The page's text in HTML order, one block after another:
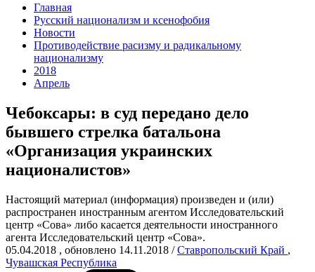
Главная
Русский национализм и ксенофобия
Новости
Противодействие расизму и радикальному
национализму
2018
Апрель
Чебоксары: в суд передано дело
бывшего стрелка батальона
«Организация украинских
националистов»
Настоящий материал (информация) произведен и (или)
распространен иностранным агентом Исследовательский
центр «Сова» либо касается деятельности иностранного
агента Исследовательский центр «Сова».
05.04.2018 , обновлено 14.11.2018 /Ставропольский Край ,
Чувашская Республика